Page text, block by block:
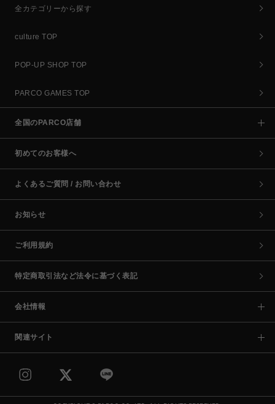
全カテゴリーから探す
culture TOP
POP-UP SHOP TOP
PARCO GAMES TOP
全国のPARCO店舗
初めてのお客様へ
よくあるご質問 / お問い合わせ
お知らせ
ご利用規約
特定商取引法など法令に基づく表記
会社情報
関連サイト